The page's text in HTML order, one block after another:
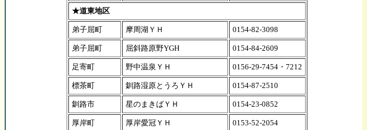
★道東地区
弟子屈町 摩周湖ＹＨ 0154-82-3098
弟子屈町 屈斜路原野YGH 0154-84-2609
足寄町 野中温泉ＹＨ 0156-29-7454・7212
標茶町 釧路湿原とうろＹＨ 0154-87-2510
釧路市 星のまきばＹＨ 0154-23-0852
厚岸町 厚岸愛冠ＹＨ 0153-52-2054